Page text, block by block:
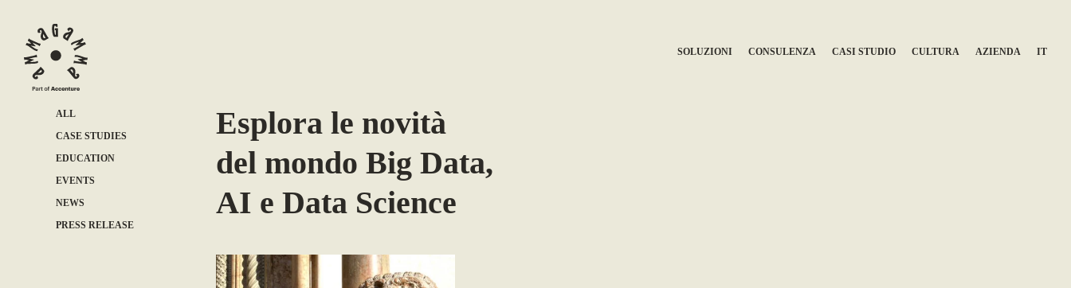
SOLUZIONI CONSULENZA CASI STUDIO CULTURA AZIENDA IT
ALL
CASE STUDIES
EDUCATION
EVENTS
NEWS
PRESS RELEASE
Esplora le novità
del mondo Big Data,
AI e Data Science